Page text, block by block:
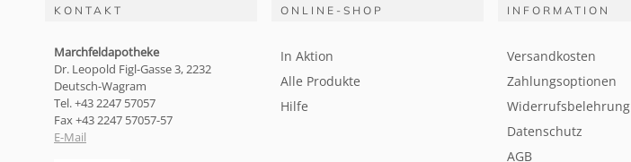
KONTAKT
Marchfeldapotheke
Dr. Leopold Figl-Gasse 3, 2232
Deutsch-Wagram
Tel. +43 2247 57057
Fax +43 2247 57057-57
E-Mail
ONLINE-SHOP
In Aktion
Alle Produkte
Hilfe
INFORMATION
Versandkosten
Zahlungsoptionen
Widerrufsbelehrung
Datenschutz
AGB